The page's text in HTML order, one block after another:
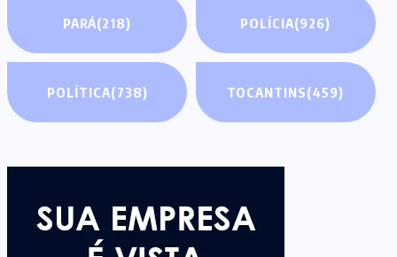
PARÁ(218) POLÍCIA(926)
POLÍTICA(738) TOCANTINS(459)